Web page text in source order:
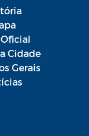
Cidade
Gerais